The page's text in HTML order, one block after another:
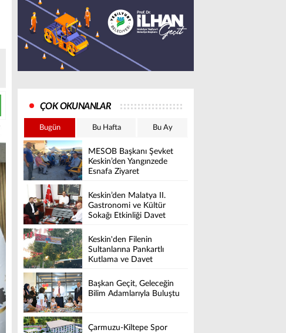
ÇOK OKUNANLAR
Bugün Bu Hafta Bu Ay
MESOB Başkanı Şevket
Keskin’den Yangınzede
Esnafa Ziyaret
Keskin’den Malatya II.
Gastronomi ve Kültür
Sokağı Etkinliği Davet
Keskin'den Filenin
Sultanlarına Pankartlı
Kutlama ve Davet
Başkan Geçit, Geleceğin
Bilim Adamlarıyla Buluştu
Çarmuzu-Kiltepe Spor